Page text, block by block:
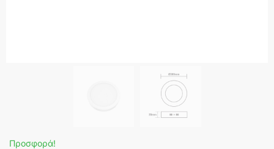
Προσφορά!